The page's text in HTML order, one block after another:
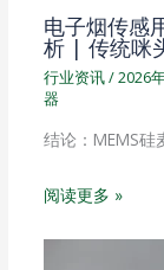
电子烟传感
析 | 传统咪
行业资讯/2026
器
结论：MEMS
阅读更多 »